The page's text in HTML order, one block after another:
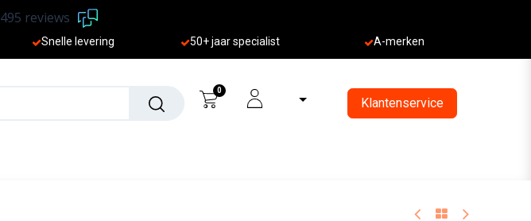
495 reviews
Sne lle levering 50+ jaar specialist A-merken
0
Klantenservice